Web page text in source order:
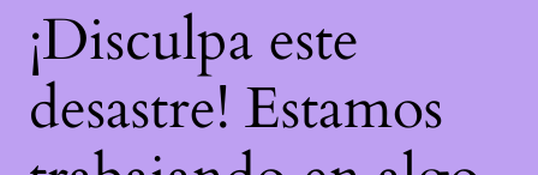
¡Disculpa este
desastre! Estamos